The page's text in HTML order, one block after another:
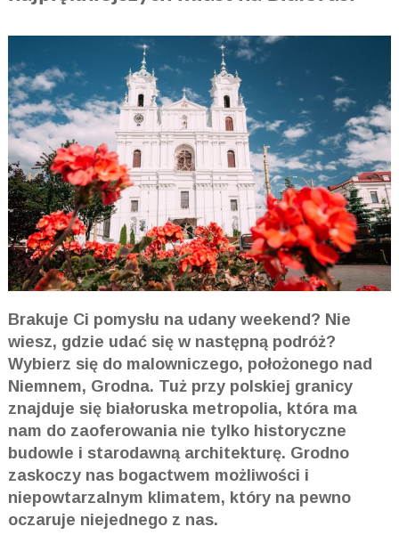
Brakuje Ci pomysłu na udany weekend? Nie
wiesz, gdzie udać się w następną podróż?
Wybierz się do malowniczego, położonego nad
Niemnem, Grodna. Tuż przy polskiej granicy
znajduje się białoruska metropolia, która ma
nam do zaoferowania nie tylko historyczne
budowle i starodawną architekturę. Grodno
zaskoczy nas bogactwem możliwości i
niepowtarzalnym klimatem, który na pewno
oczaruje niejednego z nas.